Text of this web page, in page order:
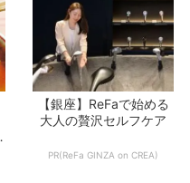
【銀座】ReFaで始める
大人の贅沢セルフケア
PR(ReFa GINZA on CREA)